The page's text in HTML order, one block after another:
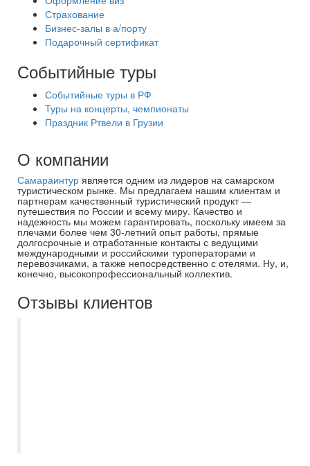
Страхование
Бизнес-залы в а/порту
Подарочный сертификат
Событийные туры
Событийные туры в РФ
Туры на концерты, чемпионаты
Праздник Ртвели в Грузии
О компании
Самараинтур является одним из лидеров на самарском
туристическом рынке. Мы предлагаем нашим клиентам и
партнерам качественный туристический продукт —
путешествия по России и всему миру. Качество и
надежность мы можем гарантировать, поскольку имеем за
плечами более чем 30-летний опыт работы, прямые
долгосрочные и отработанные контакты с ведущими
международными и российскими туроператорами и
перевозчиками, а также непосредственно с отелями. Ну, и,
конечно, высокопрофессиональный коллектив.
Отзывы клиентов